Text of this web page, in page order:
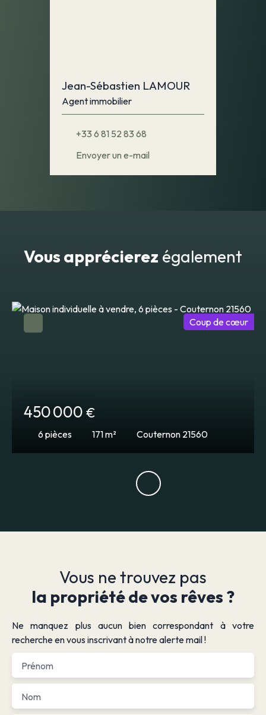
Jean-Sébastien LAMOUR
Agent immobilier
+33 6 81 52 83 68
Envoyer un e-mail
Vous apprécierez également
450 000 €
6pièces 171m² Couternon 21560
Coup de cœur
Vous ne trouvez pas
la propriété de vos rêves ?
Ne manquez plus aucun bien correspondant à votre
recherche en vous inscrivant à notre alerte mail !
Prénom
Nom